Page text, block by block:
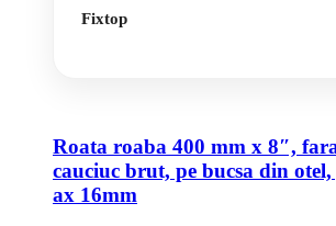
Fixtop
Roata roaba 400 mm x 8″,
cauciuc brut, pe bucsa din
ax 16mm